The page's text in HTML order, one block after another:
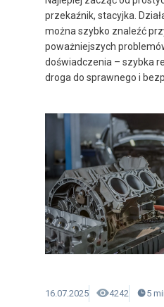
przekaźnik, stacyjka.
można szybko znaleźć
poważniejszych
doświadczenia – szybka
droga do sprawnego i
16.07.2025 4242 5